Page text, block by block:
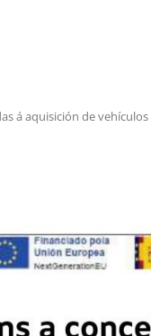
á aquisición de